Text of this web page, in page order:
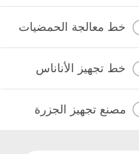
خط معالجة الحمضيات
خط تجهيز الأناناس
مصنع تجهيز الجزرة